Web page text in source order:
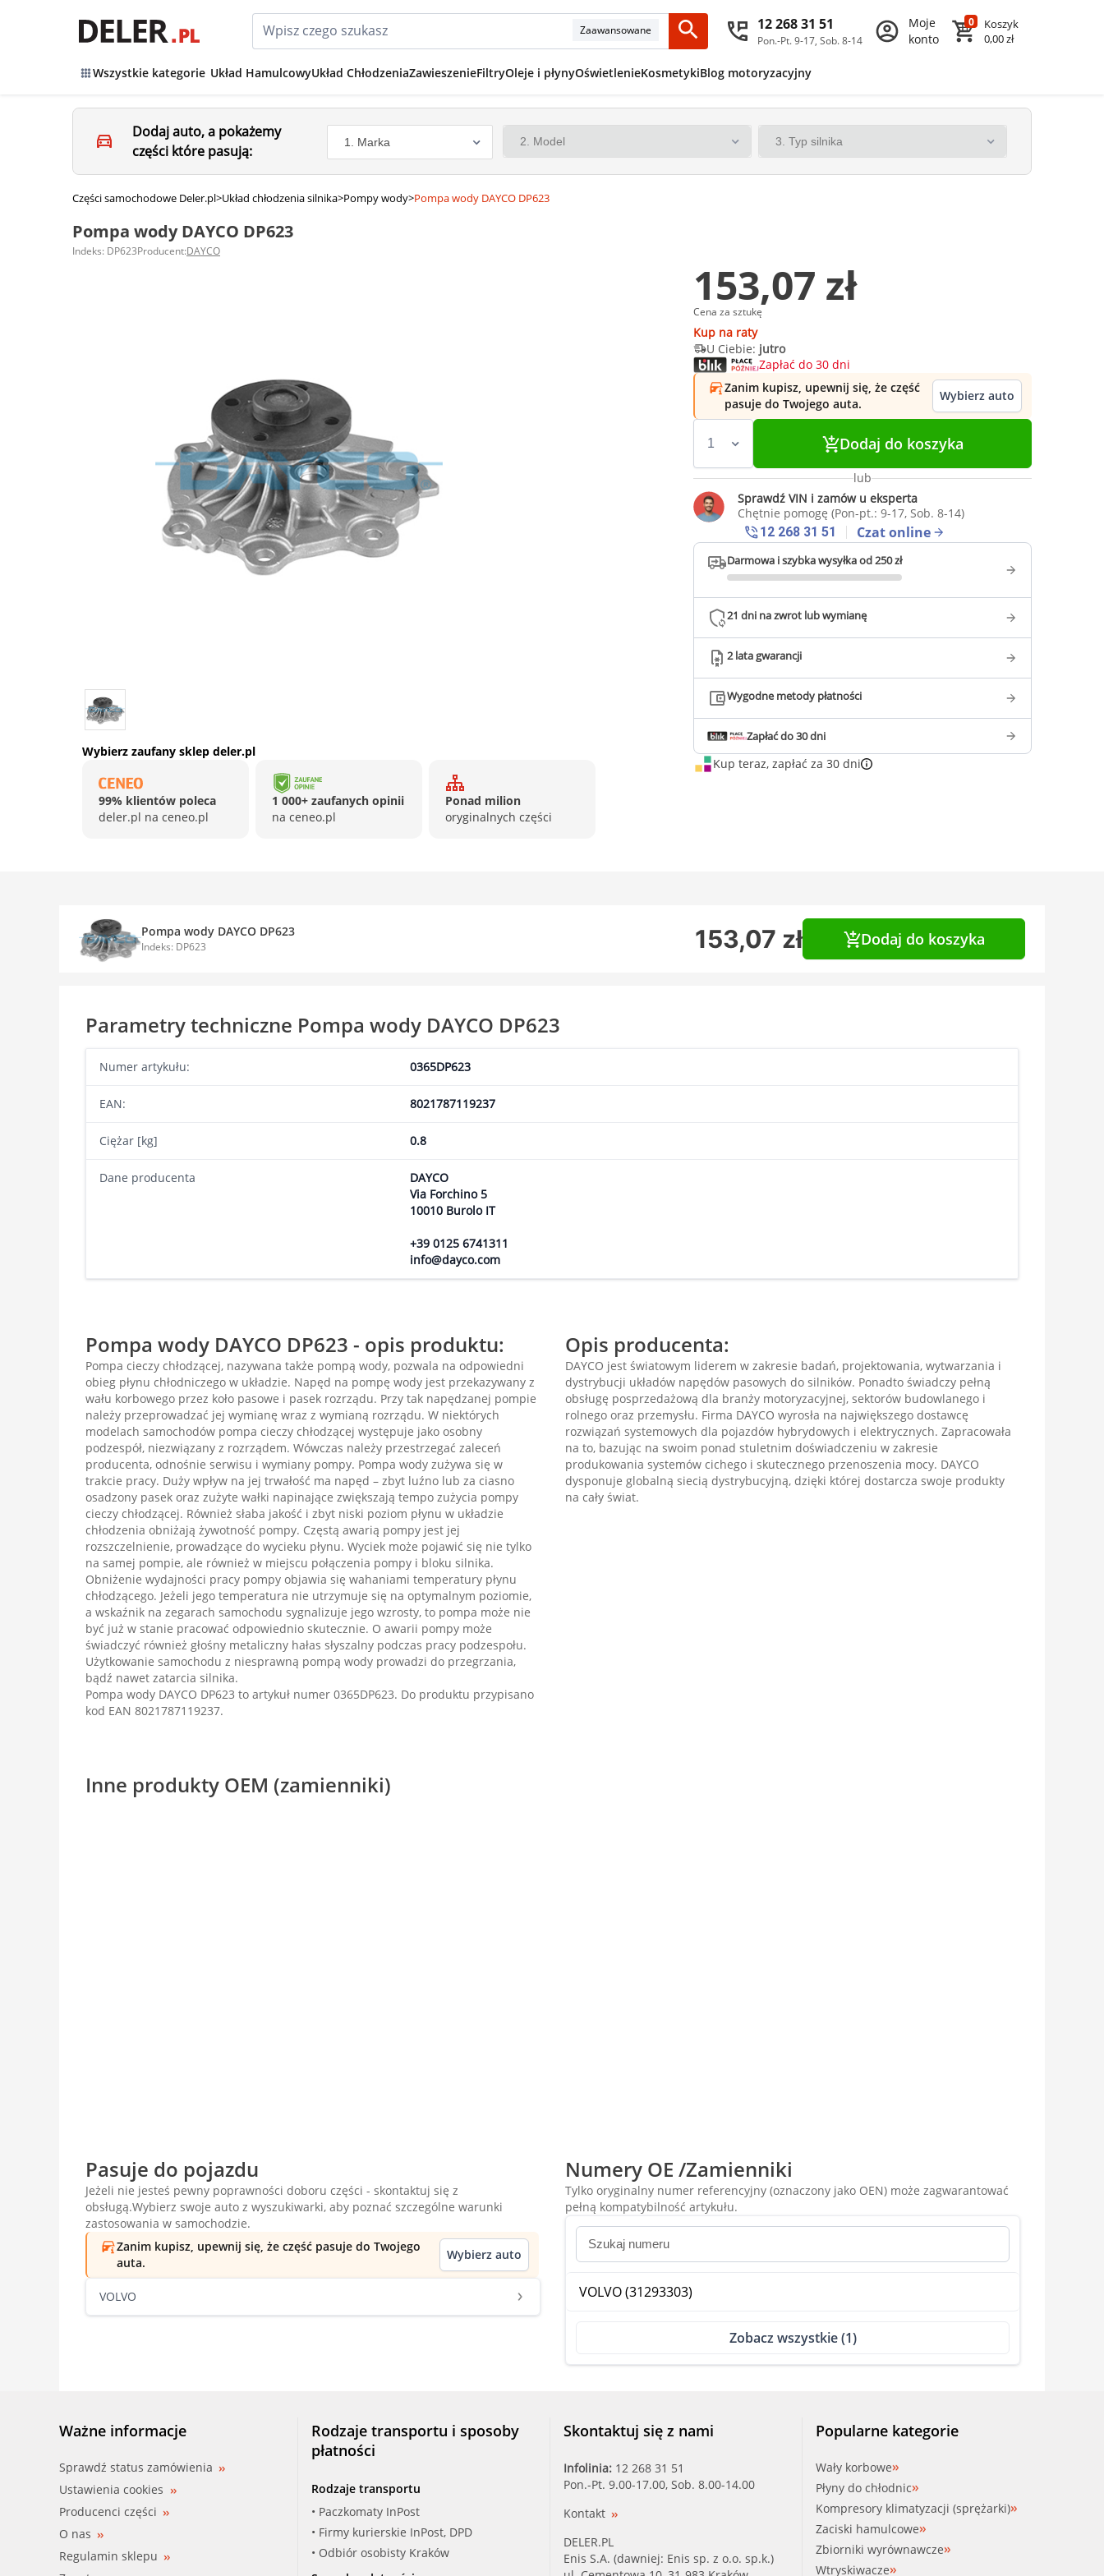
Zaawansowane 12 268 31 51
Pon.-Pt. 9-17, Sob. 8-14
Moje
konto
0
Koszyk
0,00 zł
Wszystkie kategorie Układ HamulcowyUkład ChłodzeniaZawieszenieFiltryOleje i płynyOświetlenieKosmetykiBlog motoryzacyjny
Dodaj auto, a pokażemy
części które pasują:
Części samochodowe Deler.pl>Układ chłodzenia silnika>Pompy wody>Pompa wody DAYCO DP623
Pompa wody DAYCO DP623
Indeks: DP623Producent:DAYCO
153,07 zł
Cena za sztukę
Kup na raty
U Ciebie: jutro
Zapłać do 30 dni
Zanim kupisz, upewnij się, że część
pasuje do Twojego auta.
Wybierz auto
Dodaj do koszyka
lub
Sprawdź VIN i zamów u eksperta
Chętnie pomogę (Pon-pt.: 9-17, Sob. 8-14)
12 268 31 51
Czat online
Darmowa i szybka wysyłka od 250 zł
21 dni na zwrot lub wymianę
2 lata gwarancji
Wygodne metody płatności
Zapłać do 30 dni
Kup teraz, zapłać za 30 dni
Wybierz zaufany sklep deler.pl
99% klientów poleca
deler.pl na ceneo.pl
1 000+ zaufanych opinii
na ceneo.pl
Ponad milion
oryginalnych części
Pompa wody DAYCO DP623
Indeks: DP623 153,07 zł Dodaj do koszyka
Parametry techniczne Pompa wody DAYCO DP623
Numer artykułu: 0365DP623
EAN: 8021787119237
Ciężar [kg] 0.8
Dane producenta
DAYCO
Via Forchino 5
10010 Burolo IT
+39 0125 6741311
info@dayco.com
Pompa wody DAYCO DP623 - opis produktu:
Pompa cieczy chłodzącej, nazywana także pompą wody, pozwala na odpowiedni
obieg płynu chłodniczego w układzie. Napęd na pompę wody jest przekazywany z
wału korbowego przez koło pasowe i pasek rozrządu. Przy tak napędzanej pompie
należy przeprowadzać jej wymianę wraz z wymianą rozrządu. W niektórych
modelach samochodów pompa cieczy chłodzącej występuje jako osobny
podzespół, niezwiązany z rozrządem. Wówczas należy przestrzegać zaleceń
producenta, odnośnie serwisu i wymiany pompy. Pompa wody zużywa się w
trakcie pracy. Duży wpływ na jej trwałość ma napęd – zbyt luźno lub za ciasno
osadzony pasek oraz zużyte wałki napinające zwiększają tempo zużycia pompy
cieczy chłodzącej. Również słaba jakość i zbyt niski poziom płynu w układzie
chłodzenia obniżają żywotność pompy. Częstą awarią pompy jest jej
rozszczelnienie, prowadzące do wycieku płynu. Wyciek może pojawić się nie tylko
na samej pompie, ale również w miejscu połączenia pompy i bloku silnika.
Obniżenie wydajności pracy pompy objawia się wahaniami temperatury płynu
chłodzącego. Jeżeli jego temperatura nie utrzymuje się na optymalnym poziomie,
a wskaźnik na zegarach samochodu sygnalizuje jego wzrosty, to pompa może nie
być już w stanie pracować odpowiednio skutecznie. O awarii pompy może
świadczyć również głośny metaliczny hałas słyszalny podczas pracy podzespołu.
Użytkowanie samochodu z niesprawną pompą wody prowadzi do przegrzania,
bądź nawet zatarcia silnika.
Pompa wody DAYCO DP623 to artykuł numer 0365DP623. Do produktu przypisano
kod EAN 8021787119237.
Opis producenta:
DAYCO jest światowym liderem w zakresie badań, projektowania, wytwarzania i
dystrybucji układów napędów pasowych do silników. Ponadto świadczy pełną
obsługę posprzedażową dla branży motoryzacyjnej, sektorów budowlanego i
rolnego oraz przemysłu. Firma DAYCO wyrosła na największego dostawcę
rozwiązań systemowych dla pojazdów hybrydowych i elektrycznych. Zapracowała
na to, bazując na swoim ponad stuletnim doświadczeniu w zakresie
produkowania systemów cichego i skutecznego przenoszenia mocy. DAYCO
dysponuje globalną siecią dystrybucyjną, dzięki której dostarcza swoje produkty
na cały świat.
Inne produkty OEM (zamienniki)
Pasuje do pojazdu
Jeżeli nie jesteś pewny poprawności doboru części - skontaktuj się z
obsługą.Wybierz swoje auto z wyszukiwarki, aby poznać szczególne warunki
zastosowania w samochodzie.
Zanim kupisz, upewnij się, że część pasuje do Twojego
auta.
Wybierz auto
VOLVO
Numery OE /Zamienniki
Tylko oryginalny numer referencyjny (oznaczony jako OEN) może zagwarantować
pełną kompatybilność artykułu.
VOLVO (31293303)
Zobacz wszystkie (1)
Ważne informacje
Sprawdź status zamówienia
Ustawienia cookies
Producenci części
O nas
Regulamin sklepu
Rodzaje transportu i sposoby
płatności
Rodzaje transportu
• Paczkomaty InPost
• Firmy kurierskie InPost, DPD
• Odbiór osobisty Kraków
Skontaktuj się z nami
Infolinia: 12 268 31 51
Pon.-Pt. 9.00-17.00, Sob. 8.00-14.00
Kontakt
DELER.PL
Enis S.A. (dawniej: Enis sp. z o.o. sp.k.)
Popularne kategorie
Wały korbowe
Płyny do chłodnic
Kompresory klimatyzacji (sprężarki)
Zaciski hamulcowe
Zbiorniki wyrównawcze
Wtryskiwacze